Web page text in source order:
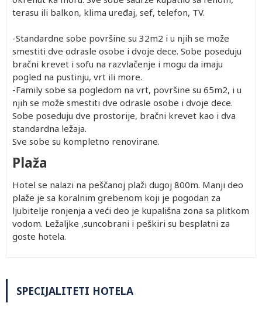
terasu ili balkon, klima uređaj, sef, telefon, TV.
-Standardne sobe površine su 32m2 i u njih se može
smestiti dve odrasle osobe i dvoje dece. Sobe poseduju
bračni krevet i sofu na razvlačenje i mogu da imaju
pogled na pustinju, vrt ili more.
-Family sobe sa pogledom na vrt, površine su 65m2, i u
njih se može smestiti dve odrasle osobe i dvoje dece.
Sobe poseduju dve prostorije, bračni krevet kao i dva
standardna ležaja.
Sve sobe su kompletno renovirane.
Plaža
Hotel se nalazi na peščanoj plaži dugoj 800m. Manji deo
plaže je sa koralnim grebenom koji je pogodan za
ljubitelje ronjenja a veći deo je kupališna zona sa plitkom
vodom. Ležaljke ,suncobrani i peškiri su besplatni za
goste hotela.
SPECIJALITETI HOTELA